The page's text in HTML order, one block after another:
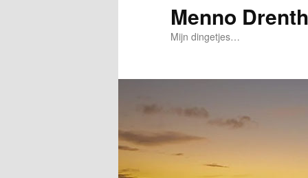
Menno
Mijn dingetjes…